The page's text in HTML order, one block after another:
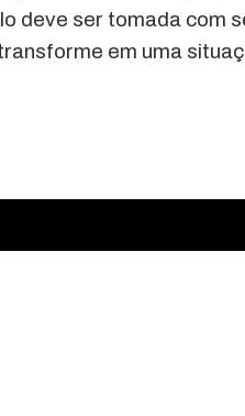
deve ser tomada com
em uma